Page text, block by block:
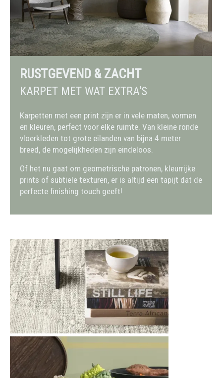
RUSTGEVEND & ZACHT
KARPET MET WAT EXTRA'S
Karpetten met een print zijn er in vele maten, vormen
en kleuren, perfect voor elke ruimte. Van kleine ronde
vloerkleden tot grote eilanden van bijna 4 meter
breed, de mogelijkheden zijn eindeloos.
Of het nu gaat om geometrische patronen, kleurrijke
prints of subtiele texturen, er is altijd een tapijt dat de
perfecte finishing touch geeft!